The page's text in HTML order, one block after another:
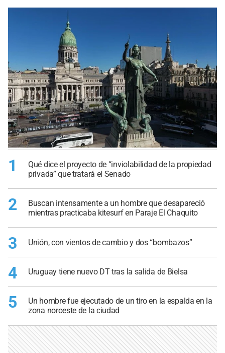
1
Qué dice el proyecto de “inviolabilidad de la propiedad
privada” que tratará el Senado
2
Buscan intensamente a un hombre que desapareció
mientras practicaba kitesurf en Paraje El Chaquito
3 Unión, con vientos de cambio y dos “bombazos”
4 Uruguay tiene nuevo DT tras la salida de Bielsa
5
Un hombre fue ejecutado de un tiro en la espalda en la
zona noroeste de la ciudad